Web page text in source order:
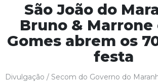
São João do
Bruno & Marrone
Gomes abrem os
festa
Divulgação / Secom do Governo do